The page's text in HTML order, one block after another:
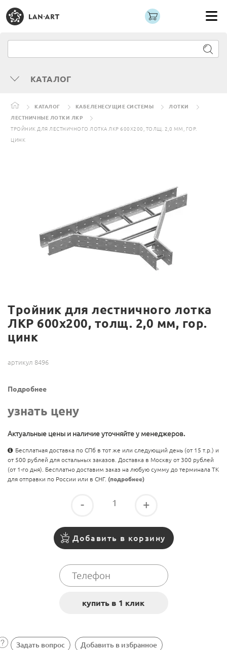
КАТАЛОГ
КАТАЛОГ КАБЕЛЕНЕСУЩИЕ СИСТЕМЫ
ЛОТКИ
ЛЕСТНИЧНЫЕ ЛОТКИ ЛКР
ТРОЙНИК ДЛЯ ЛЕСТНИЧНОГО ЛОТКА ЛКР 600Х200, ТОЛЩ. 2,0 ММ, ГОР.
ЦИНК
Тройник для лестничного лотка
ЛКР 600х200, толщ. 2,0 мм, гор.
цинк
артикул 8496
Подробнее
узнать цену
Актуальные цены и наличие уточняйте у менеджеров.
Бесплатная доставка по СПб в тот же или следующий день (от 15 т.р.) и
от 500 рублей для остальных заказов. Доставка в Москву от 300 рублей
(от 1-го дня). Бесплатно доставим заказ на любую сумму до терминала ТК
для отправки по России или в СНГ. (подробнее)
- +
Добавить в корзину
Задать вопрос Добавить в избранное